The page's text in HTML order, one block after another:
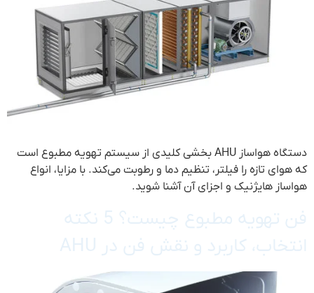
دستگاه هواساز AHU بخشی کلیدی از سیستم تهویه مطبوع است
که هوای تازه را فیلتر، تنظیم دما و رطوبت می‌کند. با مزایا، انواع
هواساز هایژنیک و اجزای آن آشنا شوید.
فن تهویه مطبوع چیست؟ 5 نکته
انتخاب، کاربرد و نقش فن در AHU